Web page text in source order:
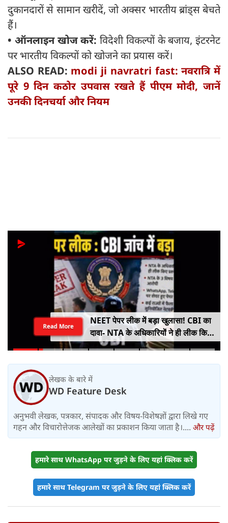
दुकानदारों से सामान खरीदें, जो अक्सर भारतीय ब्रांड्स बेचते
हैं।
• ऑनलाइन खोज करें: विदेशी विकल्पों के बजाय, इंटरनेट
पर भारतीय विकल्पों को खोजने का प्रयास करें।
ALSO READ: modi ji navratri fast: नवरात्रि में
पूरे 9 दिन कठोर उपवास रखते हैं पीएम मोदी, जानें
उनकी दिनचर्या और नियम
NEET पेपर लीक में बड़ा खुलासा! CBI का
दावा- NTA के अधिकारियों ने ही लीक किए
थे प्रश्नपत्र
Read More
लेखक के बारे में
WD Feature Desk
अनुभवी लेखक, पत्रकार, संपादक और विषय-विशेषज्ञों द्वारा लिखे गए
गहन और विचारोत्तेजक आलेखों का प्रकाशन किया जाता है।.... और पढ़ें
हमारे साथ WhatsApp पर जुड़ने के लिए यहां क्लिक करें
हमारे साथ Telegram पर जुड़ने के लिए यहां क्लिक करें